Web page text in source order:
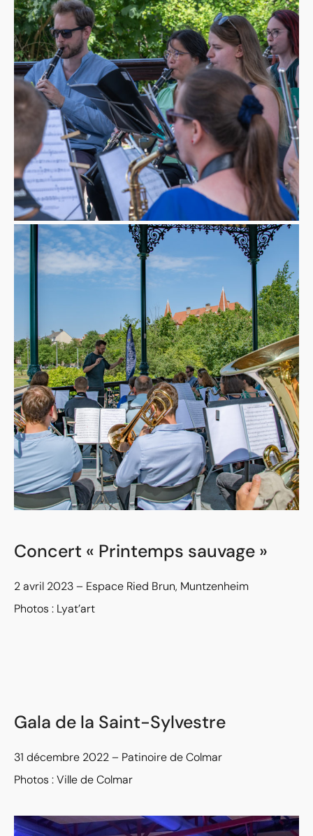
Concert « Printemps sauvage »
2 avril 2023 – Espace Ried Brun, Muntzenheim
Photos : Lyat’art
Gala de la Saint-Sylvestre
31 décembre 2022 – Patinoire de Colmar
Photos : Ville de Colmar